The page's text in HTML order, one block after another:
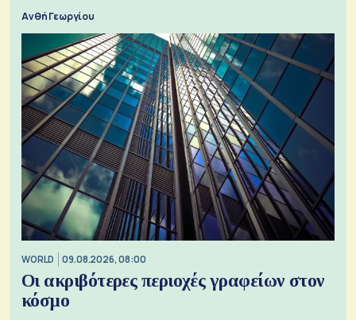
Ανθή Γεωργίου
WORLD 09.08.2026, 08:00
Οι ακριβότερες περιοχές γραφείων στον
κόσμο